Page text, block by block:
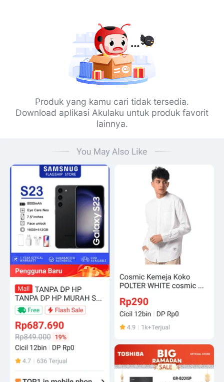
Produk yang kamu cari tidak tersedia.
Download aplikasi Akulaku untuk produk favorit
lainnya.